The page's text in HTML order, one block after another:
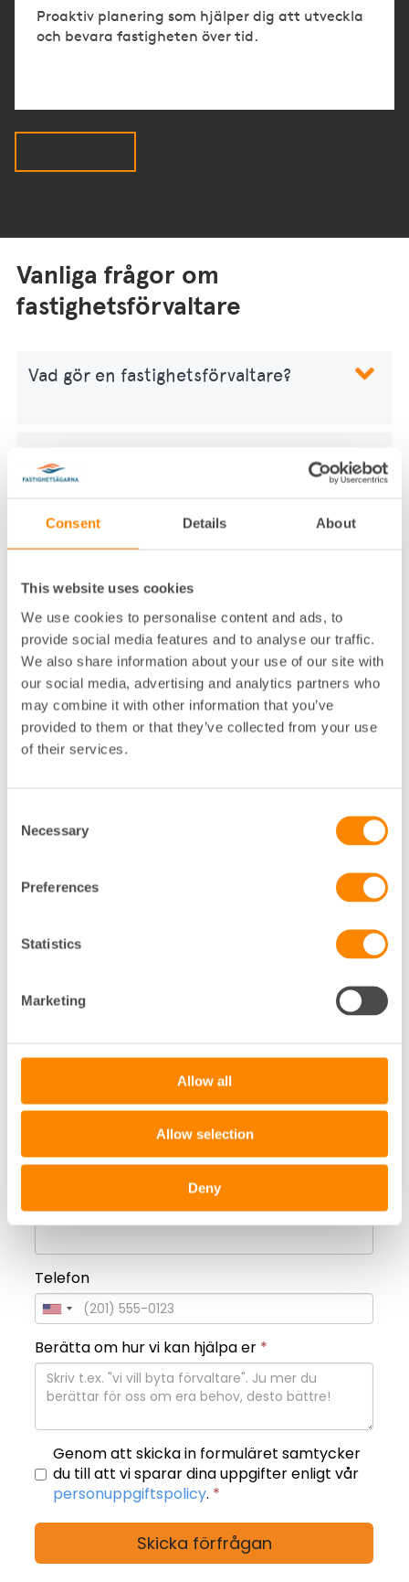
Consent Details About
This website uses cookies
We use cookies to personalise content and ads, to
provide social media features and to analyse our traffic.
We also share information about your use of our site with
our social media, advertising and analytics partners who
may combine it with other information that you’ve
provided to them or that they’ve collected from your use
of their services.
Selection
Necessary
Preferences
Statistics
Marketing
Allow all
Allow selection
Deny
Proaktiv planering som hjälper dig att utveckla
och bevara fastigheten över tid.
Vanliga frågor om
fastighetsförvaltare
Vad gör en fastighetsförvaltare?
Vad kostar en fastighetsförvaltare?
Ta hjälp av en
fastighetsförvaltare
Vill du veta mer om hur vi kan hjälpa din